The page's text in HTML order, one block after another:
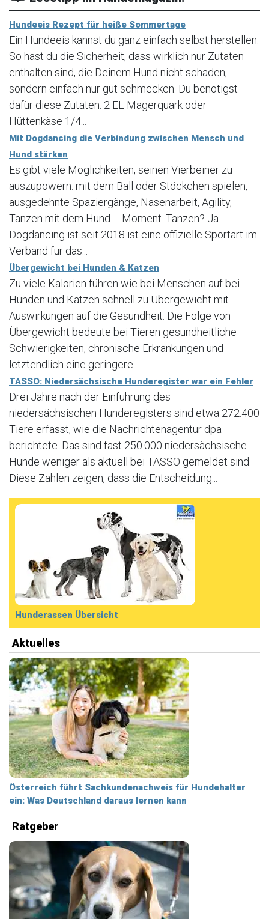
Hundeeis Rezept für heiße Sommertage
Ein Hundeeis kannst du ganz einfach selbst herstellen.
So hast du die Sicherheit, dass wirklich nur Zutaten
enthalten sind, die Deinem Hund nicht schaden,
sondern einfach nur gut schmecken. Du benötigst
dafür diese Zutaten: 2 EL Magerquark oder
Hüttenkäse 1/4...
Mit Dogdancing die Verbindung zwischen Mensch und
Hund stärken
Es gibt viele Möglichkeiten, seinen Vierbeiner zu
auszupowern: mit dem Ball oder Stöckchen spielen,
ausgedehnte Spaziergänge, Nasenarbeit, Agility,
Tanzen mit dem Hund … Moment. Tanzen? Ja.
Dogdancing ist seit 2018 ist eine offizielle Sportart im
Verband für das...
Übergewicht bei Hunden & Katzen
Zu viele Kalorien führen wie bei Menschen auf bei
Hunden und Katzen schnell zu Übergewicht mit
Auswirkungen auf die Gesundheit. Die Folge von
Übergewicht bedeute bei Tieren gesundheitliche
Schwierigkeiten, chronische Erkrankungen und
letztendlich eine geringere...
TASSO: Niedersächsische Hunderegister war ein Fehler
Drei Jahre nach der Einführung des
niedersächsischen Hunderegisters sind etwa 272.400
Tiere erfasst, wie die Nachrichtenagentur dpa
berichtete. Das sind fast 250.000 niedersächsische
Hunde weniger als aktuell bei TASSO gemeldet sind.
Diese Zahlen zeigen, dass die Entscheidung...
Hunderassen Übersicht
Aktuelles
Österreich führt Sachkundenachweis für Hundehalter
ein: Was Deutschland daraus lernen kann
Ratgeber